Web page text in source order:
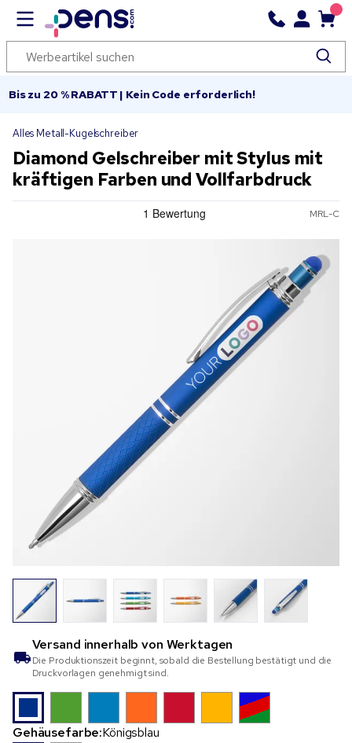
Bis zu 20 % RABATT | Kein Code erforderlich!
Alles Metall-Kugelschreiber
Diamond Gelschreiber mit Stylus mit
kräftigen Farben und Vollfarbdruck
MRL-C
Versand innerhalb von Werktagen
Die Produktionszeit beginnt, sobald die Bestellung bestätigt und die
Druckvorlagen genehmigt sind.
Gehäusefarbe:Königsblau